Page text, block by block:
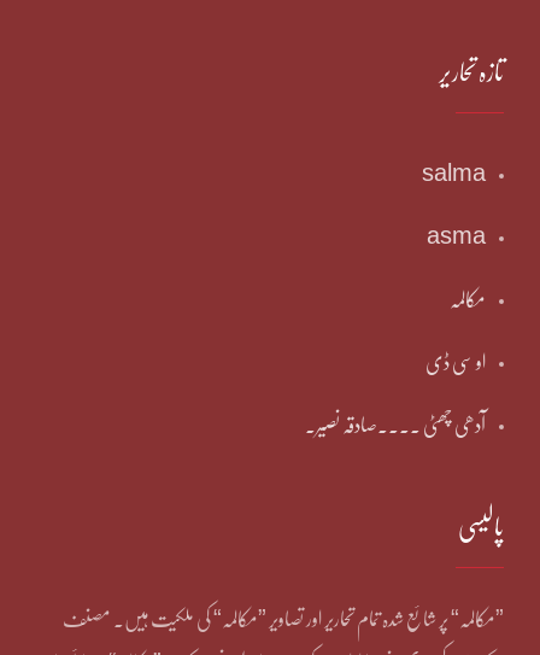
تازہ تحاریر
salma
asma
مکالمہ
او سی ڈی
آدھی چھٹی ۔۔۔۔صادقہ نصیر۔
پالیسی
”مکالمہ“ پر شائع شدہ تمام تحاریر اور تصاویر ”مکالمہ“ کی ملکیت ہیں۔ مصنف